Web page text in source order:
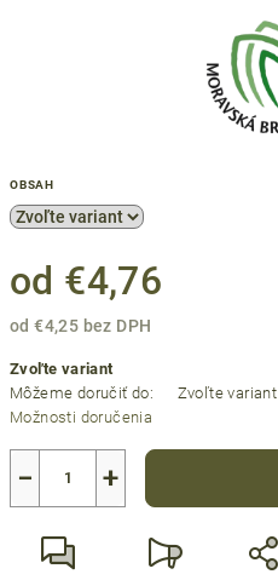
OBSAH
od €4,76
od€4,25 bez DPH
cena:
Zvoľte variant
Môžeme doručiť do:
Zvoľte variant
Možnosti doručenia
+
−